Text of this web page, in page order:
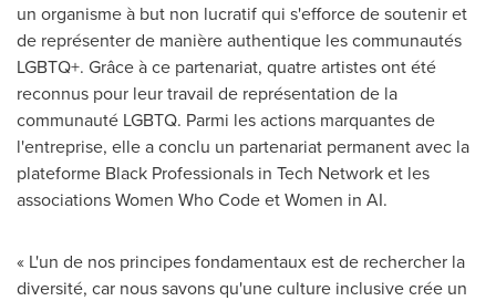
un organisme à but non lucratif qui s'efforce de soutenir et
de représenter de manière authentique les communautés
LGBTQ+. Grâce à ce partenariat, quatre artistes ont été
reconnus pour leur travail de représentation de la
communauté LGBTQ. Parmi les actions marquantes de
l'entreprise, elle a conclu un partenariat permanent avec la
plateforme Black Professionals in Tech Network et les
associations Women Who Code et Women in AI.
« L'un de nos principes fondamentaux est de rechercher la
diversité, car nous savons qu'une culture inclusive crée un